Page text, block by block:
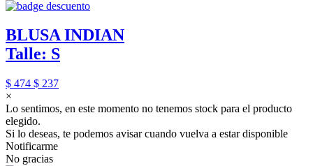
BLUSA INDIAN
Talle: S
$ 474 $ 237
×
Lo sentimos, en este momento no tenemos stock para el producto
elegido.
Si lo deseas, te podemos avisar cuando vuelva a estar disponible
Notificarme
No gracias